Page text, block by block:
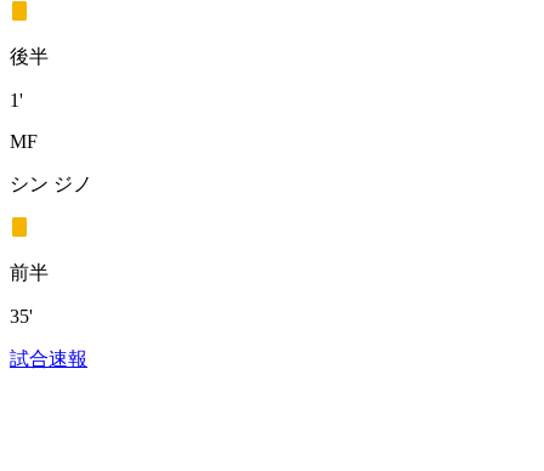
後半
1'
MF
シン ジノ
前半
35'
試合速報